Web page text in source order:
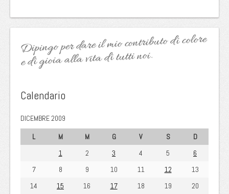
Dipingo per dare il mio contributo di colore
e di gioia alla vita di tutti noi.
Calendario
DICEMBRE 2009
L
M M G V S
D
1
2 3 4 5
6
7
8 9 10 11 12
13
14
15 16 17 18 19
20